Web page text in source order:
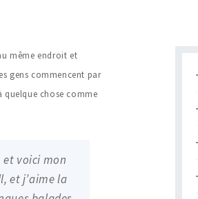
même endroit et
gens commencent par
quelque chose comme
et voici mon
et j’aime la